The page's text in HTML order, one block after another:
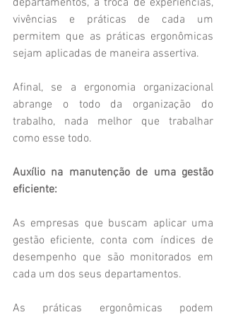
departamentos, a troca de experiências,
vivências e práticas de cada um
permitem que as práticas ergonômicas
sejam aplicadas de maneira assertiva.
Afinal, se a ergonomia organizacional
abrange o todo da organização do
trabalho, nada melhor que trabalhar
como esse todo.
Auxílio na manutenção de uma gestão
eficiente:
As empresas que buscam aplicar uma
gestão eficiente, conta com índices de
desempenho que são monitorados em
cada um dos seus departamentos.
As práticas ergonômicas podem